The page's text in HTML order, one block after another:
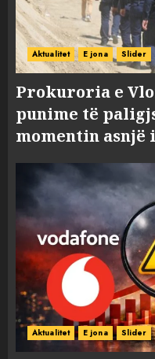
Aktualitet E jona Slider
Prokuroria e
punime të
momentin asnjë
Aktualitet E jona Slider